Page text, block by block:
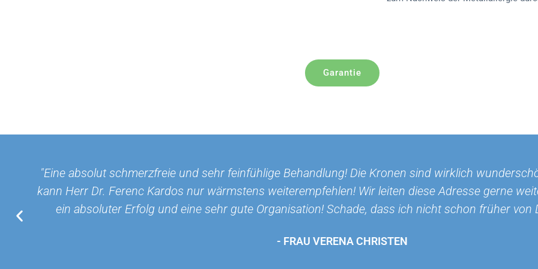
Garantie
"Zur Zahnbehandlung durch Herrn Dr. Ferenc KARDOS kann ich nur sagen SCHMERZLOS,
Kardos, Sie können mich sofort auf Ihrer Referenzliste notieren. Und meinerseits werde ich für
Bekanntenkreis werben."
- HERR ROLF ZULAUF